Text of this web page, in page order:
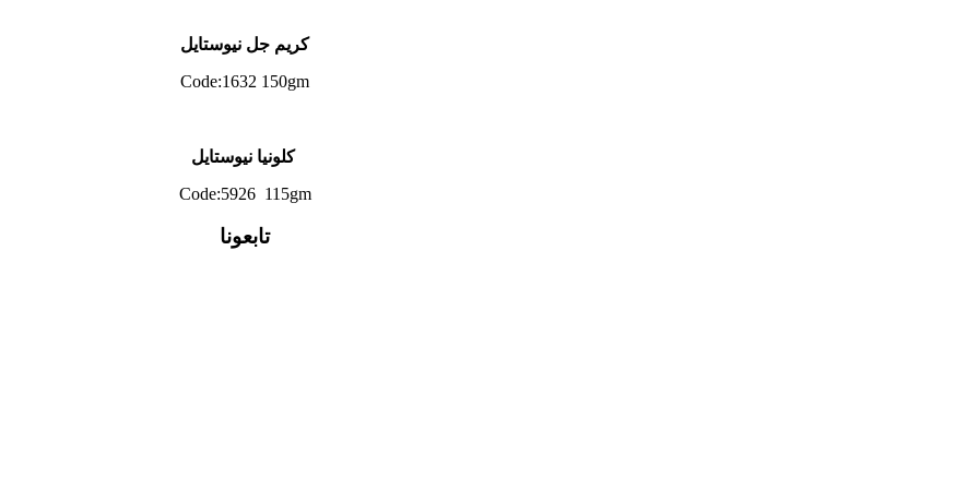
كريم جل نيوستايل
Code:1632 150gm
كلونيا نيوستايل
Code:5926 115gm
تابعونا